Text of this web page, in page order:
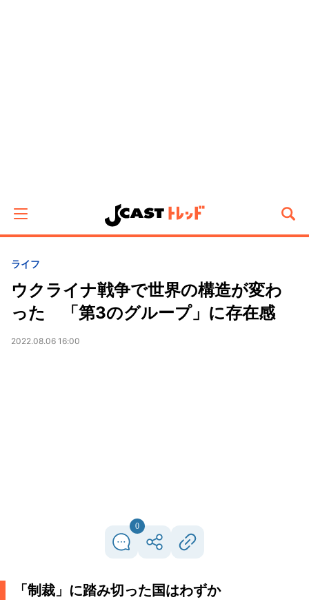
ライフ
ウクライナ戦争で世界の構造が変わ
った 「第3のグループ」に存在感
2022.08.06 16:00
0
「制裁」に踏み切った国はわずか